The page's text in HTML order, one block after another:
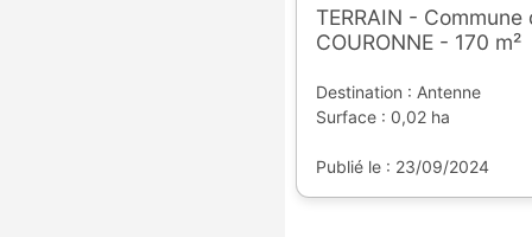
TERRAIN - Commune
COURONNE - 170 m²
Destination : Antenne
Surface : 0,02 ha
Publié le : 23/09/2024